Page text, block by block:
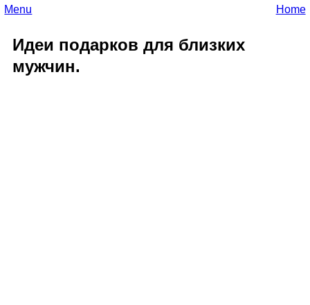
Menu Home
Идеи подарков для близких
мужчин.